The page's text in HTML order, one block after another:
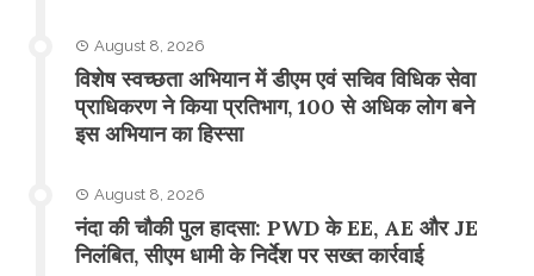
August 8, 2026
विशेष स्वच्छता अभियान में डीएम एवं सचिव विधिक सेवा
प्राधिकरण ने किया प्रतिभाग, 100 से अधिक लोग बने
इस अभियान का हिस्सा
August 8, 2026
नंदा की चौकी पुल हादसा: PWD के EE, AE और JE
निलंबित, सीएम धामी के निर्देश पर सख्त कार्रवाई